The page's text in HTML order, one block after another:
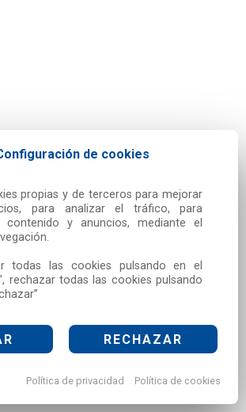
de cookies
propias y de terceros para mejorar
para analizar el tráfico, para
contenido y anuncios, mediante el
todas las cookies pulsando en el
rechazar todas las cookies pulsando
RECHAZAR
Política de privacidad Política de cookies